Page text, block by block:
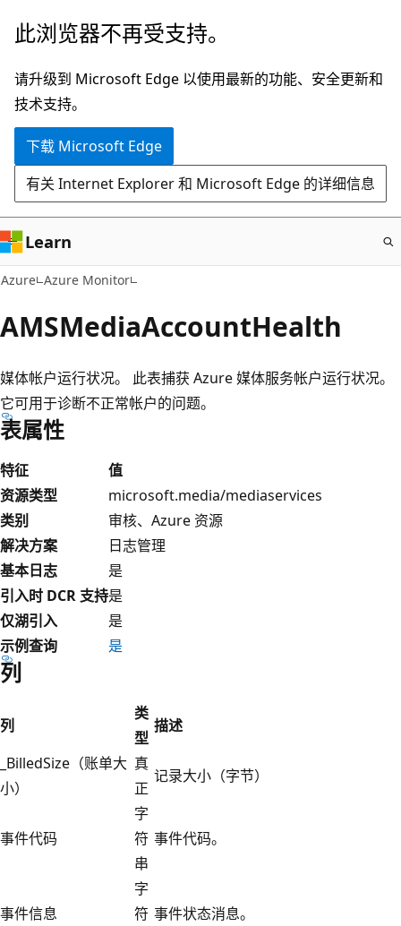
跳
主
要
内
此浏览器不再受支持。
请升级到 Microsoft Edge 以使用最新的功能、安全更新和
技术支持。
下载 Microsoft Edge
有关 Internet Explorer 和 Microsoft Edge 的详细信息
Learn
Azure Azure Monitor
AMSMediaAccountHealth
媒体帐户运行状况。 此表捕获 Azure 媒体服务帐户运行状况。
它可用于诊断不正常帐户的问题。
表属性
特征
值
资源类型
microsoft.media/mediaservices
类别
审核、Azure 资源
解决方案
日志管理
基本日志
是
引入时 DCR 支持是
仅湖引入
是
示例查询
是
列
列
类
型
描述
_BilledSize（账单大
小）
真
正
记录大小（字节）
事件代码
字
符
串
事件代码。
事件信息
字
符 事件状态消息。